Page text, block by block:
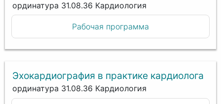
ординатура 31.08.36 Кардиология
Рабочая программа
Эхокардиография в практике кардиолога
ординатура 31.08.36 Кардиология